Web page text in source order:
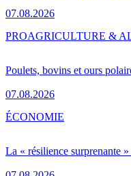
07.08.2026
Poulets, bovins et ours
07.08.2026
PROAGRICULTURE &
La « résilience surprenante
ÉCONOMIE